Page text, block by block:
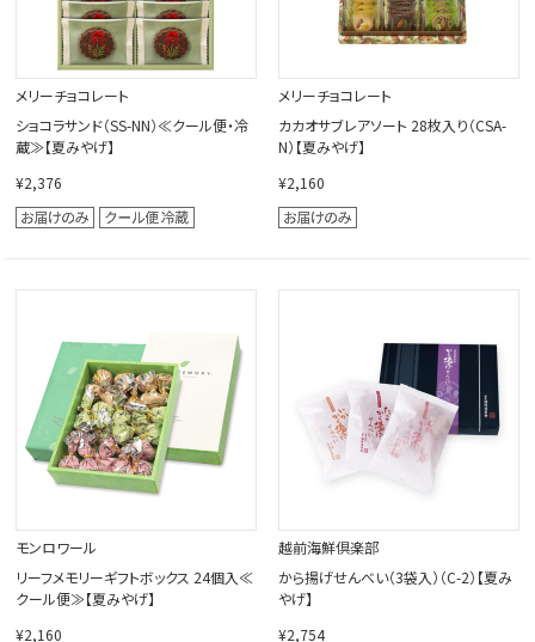
メリーチョコレート
ショコラサンド（SS-NN）≪クール便・冷
蔵≫【夏みやげ】
¥2,376
メリーチョコレート
カカオサブレアソート 28枚入り（CSA-
N）【夏みやげ】
¥2,160
モンロワール
リーフメモリーギフトボックス 24個入≪
クール便≫【夏みやげ】
¥2,160
越前海鮮倶楽部
から揚げせんべい（3袋入）（C-2）【夏み
やげ】
¥2,754